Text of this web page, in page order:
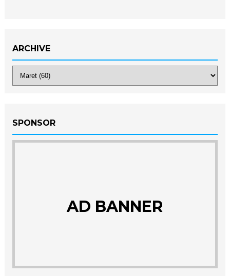
ARCHIVE
SPONSOR
AD BANNER